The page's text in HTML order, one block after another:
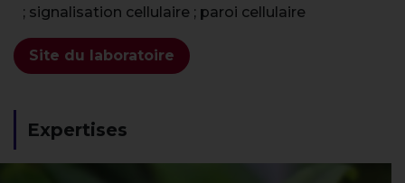
; signalisation cellulaire ; paroi cellulaire
Site du laboratoire
Expertises